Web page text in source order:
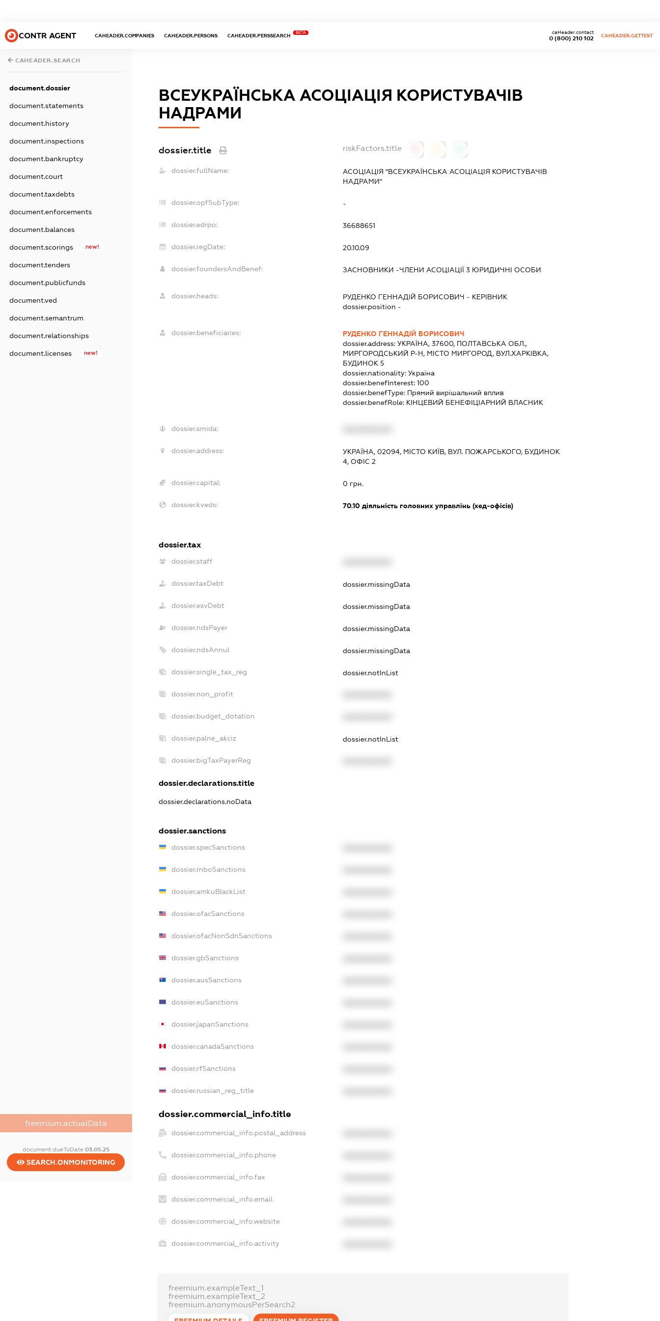
CONTR AGENT CAHEADER.COMPANIES CAHEADER.PERSONS CAHEADER.PERSSEARCH
BETA
0 (800) 210 102
caHeader.contact
CAHEADER.GETTEST
CAHEADER.SEARCH
document.dossier
document.statements
document.history
document.inspections
document.bankruptcy
document.court
document.taxdebts
document.enforcements
document.balances
document.scorings new!
document.tenders
document.publicfunds
document.ved
document.semantrum
document.relationships
document.licenses new!
freemium.actualData
document.dueToDate 03.05.25
SEARCH.ONMONITORING
ВСЕУКРАЇНСЬКА АСОЦІАЦІЯ КОРИСТУВАЧІВ
НАДРАМИ
dossier.title riskFactors.title
dossier.fullName:
АСОЦІАЦІЯ "ВСЕУКРАЇНСЬКА АСОЦІАЦІЯ КОРИСТУВАЧІВ
НАДРАМИ"
dossier.opfSubType: -
dossier.edrpo: 36688651
dossier.regDate: 20.10.09
dossier.foundersAndBenef: ЗАСНОВНИКИ -ЧЛЕНИ АСОЦІАЦІЇ 3 ЮРИДИЧНІ ОСОБИ
dossier.heads: РУДЕНКО ГЕННАДІЙ БОРИСОВИЧ - КЕРІВНИК
dossier.position -
dossier.beneficiaries:
РУДЕНКО ГЕННАДІЙ БОРИСОВИЧ
dossier.address: УКРАЇНА, 37600, ПОЛТАВСЬКА ОБЛ.,
МИРГОРОДСЬКИЙ Р-Н, МІСТО МИРГОРОД, ВУЛ.ХАРКІВКА,
БУДИНОК 5
dossier.nationality: Україна
dossier.benefInterest: 100
dossier.benefType: Прямий вирішальний вплив
dossier.benefRole: КІНЦЕВИЙ БЕНЕФІЦІАРНИЙ ВЛАСНИК
dossier.smida:
dossier.address:
УКРАЇНА, 02094, МІСТО КИЇВ, ВУЛ. ПОЖАРСЬКОГО, БУДИНОК
4, ОФІС 2
dossier.capital: 0 грн.
dossier.kveds: 70.10діяльність головних управлінь (хед-офісів)
dossier.tax
dossier.staff
dossier.taxDebt dossier.missingData
dossier.esvDebt dossier.missingData
dossier.ndsPayer dossier.missingData
dossier.ndsAnnul dossier.missingData
dossier.single_tax_reg dossier.notInList
dossier.non_profit
dossier.budget_dotation
dossier.palne_akciz dossier.notInList
dossier.bigTaxPayerReg
dossier.declarations.title
dossier.declarations.noData
dossier.sanctions
dossier.specSanctions
dossier.rnboSanctions
dossier.amkuBlackList
dossier.ofacSanctions
dossier.ofacNonSdnSanctions
dossier.gbSanctions
dossier.ausSanctions
dossier.euSanctions
dossier.japanSanctions
dossier.canadaSanctions
dossier.rfSanctions
dossier.russian_reg_title
dossier.commercial_info.title
dossier.commercial_info.postal_address
dossier.commercial_info.phone
dossier.commercial_info.fax
dossier.commercial_info.email
dossier.commercial_info.website
dossier.commercial_info.activity
freemium.exampleText_1
freemium.exampleText_2
freemium.anonymousPerSearch2